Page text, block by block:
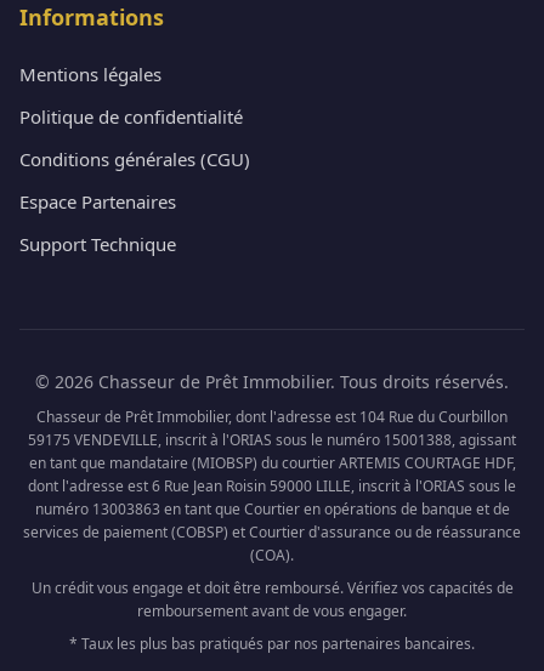
Informations
Mentions légales
Politique de confidentialité
Conditions générales (CGU)
Espace Partenaires
Support Technique
© 2026 Chasseur de Prêt Immobilier. Tous droits réservés.
Chasseur de Prêt Immobilier, dont l'adresse est 104 Rue du Courbillon
59175 VENDEVILLE, inscrit à l'ORIAS sous le numéro 15001388, agissant
en tant que mandataire (MIOBSP) du courtier ARTEMIS COURTAGE HDF,
dont l'adresse est 6 Rue Jean Roisin 59000 LILLE, inscrit à l'ORIAS sous le
numéro 13003863 en tant que Courtier en opérations de banque et de
services de paiement (COBSP) et Courtier d'assurance ou de réassurance
(COA).
Un crédit vous engage et doit être remboursé. Vérifiez vos capacités de
remboursement avant de vous engager.
* Taux les plus bas pratiqués par nos partenaires bancaires.